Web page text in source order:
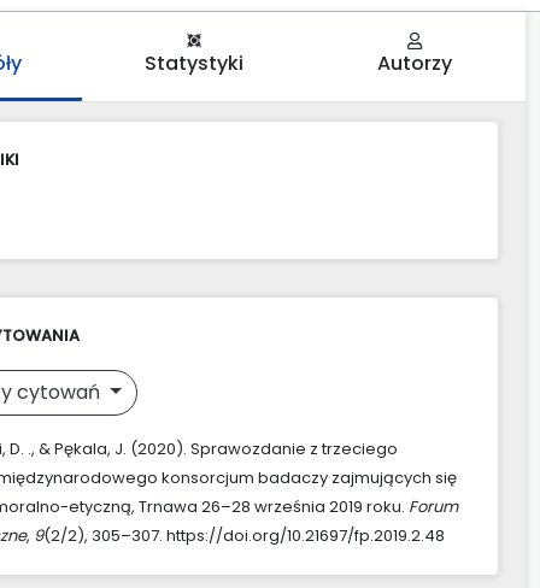
Statystyki Autorzy
cytowań
D. ., & Pękala, J. (2020). Sprawozdanie z trzeciego
konsorcjum badaczy zajmujących się
etyczną, Trnawa 26–28 września 2019 roku. Forum
, 9(2/2), 305–307. https://doi.org/10.21697/fp.2019.2.48